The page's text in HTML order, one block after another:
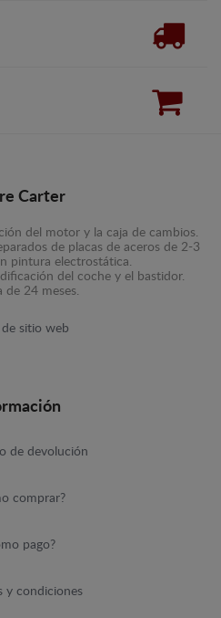
Carter
del motor y la caja de cambios.
de placas de aceros de 2-3
pintura electrostática.
del coche y el bastidor.
de 24 meses.
de sitio web
de devolución
comprar?
pago?
y condiciones